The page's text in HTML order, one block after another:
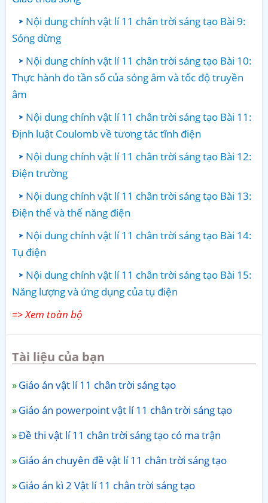
Nội dung chính vật lí 11 chân trời sáng tạo Bài 9:
Sóng dừng
Nội dung chính vật lí 11 chân trời sáng tạo Bài 10:
Thực hành đo tần số của sóng âm và tốc độ truyền
âm
Nội dung chính vật lí 11 chân trời sáng tạo Bài 11:
Định luật Coulomb về tương tác tĩnh điện
Nội dung chính vật lí 11 chân trời sáng tạo Bài 12:
Điện trường
Nội dung chính vật lí 11 chân trời sáng tạo Bài 13:
Điện thế và thế năng điện
Nội dung chính vật lí 11 chân trời sáng tạo Bài 14:
Tụ điện
Nội dung chính vật lí 11 chân trời sáng tạo Bài 15:
Năng lượng và ứng dụng của tụ điện
=> Xem toàn bộ
Tài liệu của bạn
Giáo án vật lí 11 chân trời sáng tạo
Giáo án powerpoint vật lí 11 chân trời sáng tạo
Đề thi vật lí 11 chân trời sáng tạo có ma trận
Giáo án chuyên đề vật lí 11 chân trời sáng tạo
Giáo án kì 2 Vật lí 11 chân trời sáng tạo